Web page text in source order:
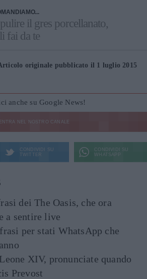
il gres porcellanato,
fai da te
originale pubblicato il 1 luglio 2015
anche su Google News!
ENTRA NEL NOSTRO CANALE
CONDIVIDI SU
TWITTER
CONDIVIDI SU
WHATSAPP
dei The Oasis, che ora
a sentire live
per stati WhatsApp che
XIV, pronunciate quando
Prevost